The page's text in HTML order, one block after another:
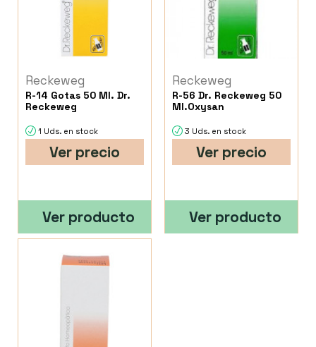
Reckeweg
R-14 Gotas 50 Ml. Dr.
Reckeweg
1 Uds. en stock
Ver precio
Ver producto
Reckeweg
R-56 Dr. Reckeweg 50
Ml.Oxysan
3 Uds. en stock
Ver precio
Ver producto